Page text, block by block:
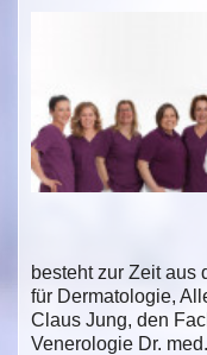
besteht zur Zeit aus
für Dermatologie,
Claus Jung, den
Venerologie Dr.